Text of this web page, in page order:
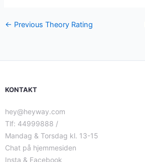
← Previous Theory Rating
KONTAKT
hey@heyway.com
Tlf: 44999888 /
Mandag & Torsdag kl. 13-15
Chat på hjemmesiden
Insta & Facebook